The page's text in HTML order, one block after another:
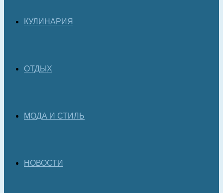
КУЛИНАРИЯ
ОТДЫХ
МОДА И СТИЛЬ
НОВОСТИ